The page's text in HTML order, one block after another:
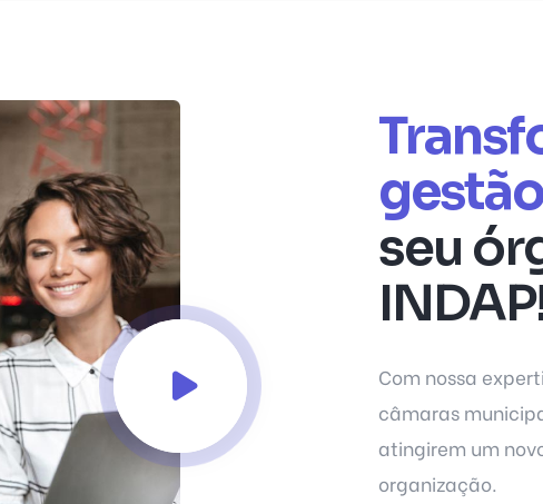
seu
Com nossa
câmaras
atingirem um
organização.